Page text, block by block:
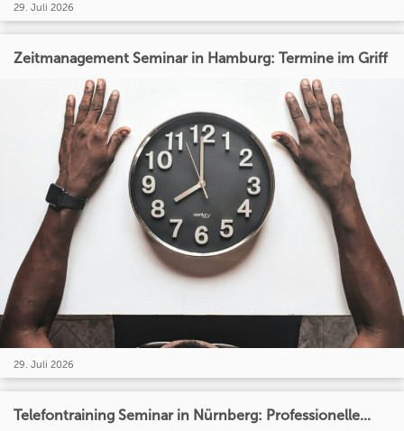
29. Juli 2026
Zeitmanagement Seminar in Hamburg: Termine im Griff
29. Juli 2026
Telefontraining Seminar in Nürnberg: Professionelle...